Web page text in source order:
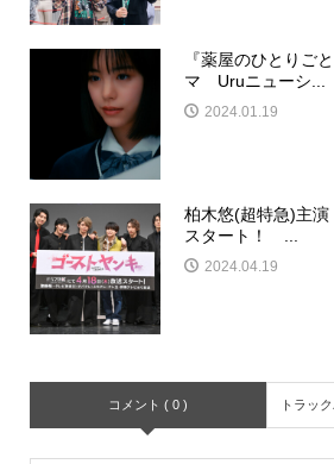
『薬屋のひとりご
マ Uruニューシ...
2024.01.19
柏木悠(超特急)主演
スタート！ ...
2024.04.19
コメント ( 0 ) トラッ